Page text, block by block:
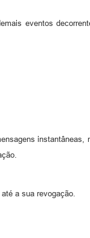
eventos
a sua revogação.